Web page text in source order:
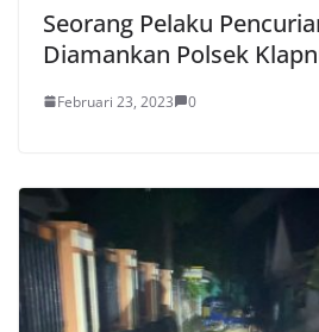
Seorang Pelaku
Diamankan Polsek
Februari 23, 2023 0